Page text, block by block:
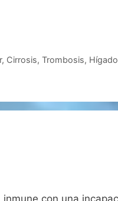
, Cirrosis,Trombosis, Hígado